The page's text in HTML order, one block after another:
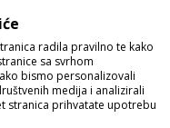
radila pravilno te kako
sa svrhom
bismo personalizovali
medija i analizirali
stranica prihvatate upotrebu